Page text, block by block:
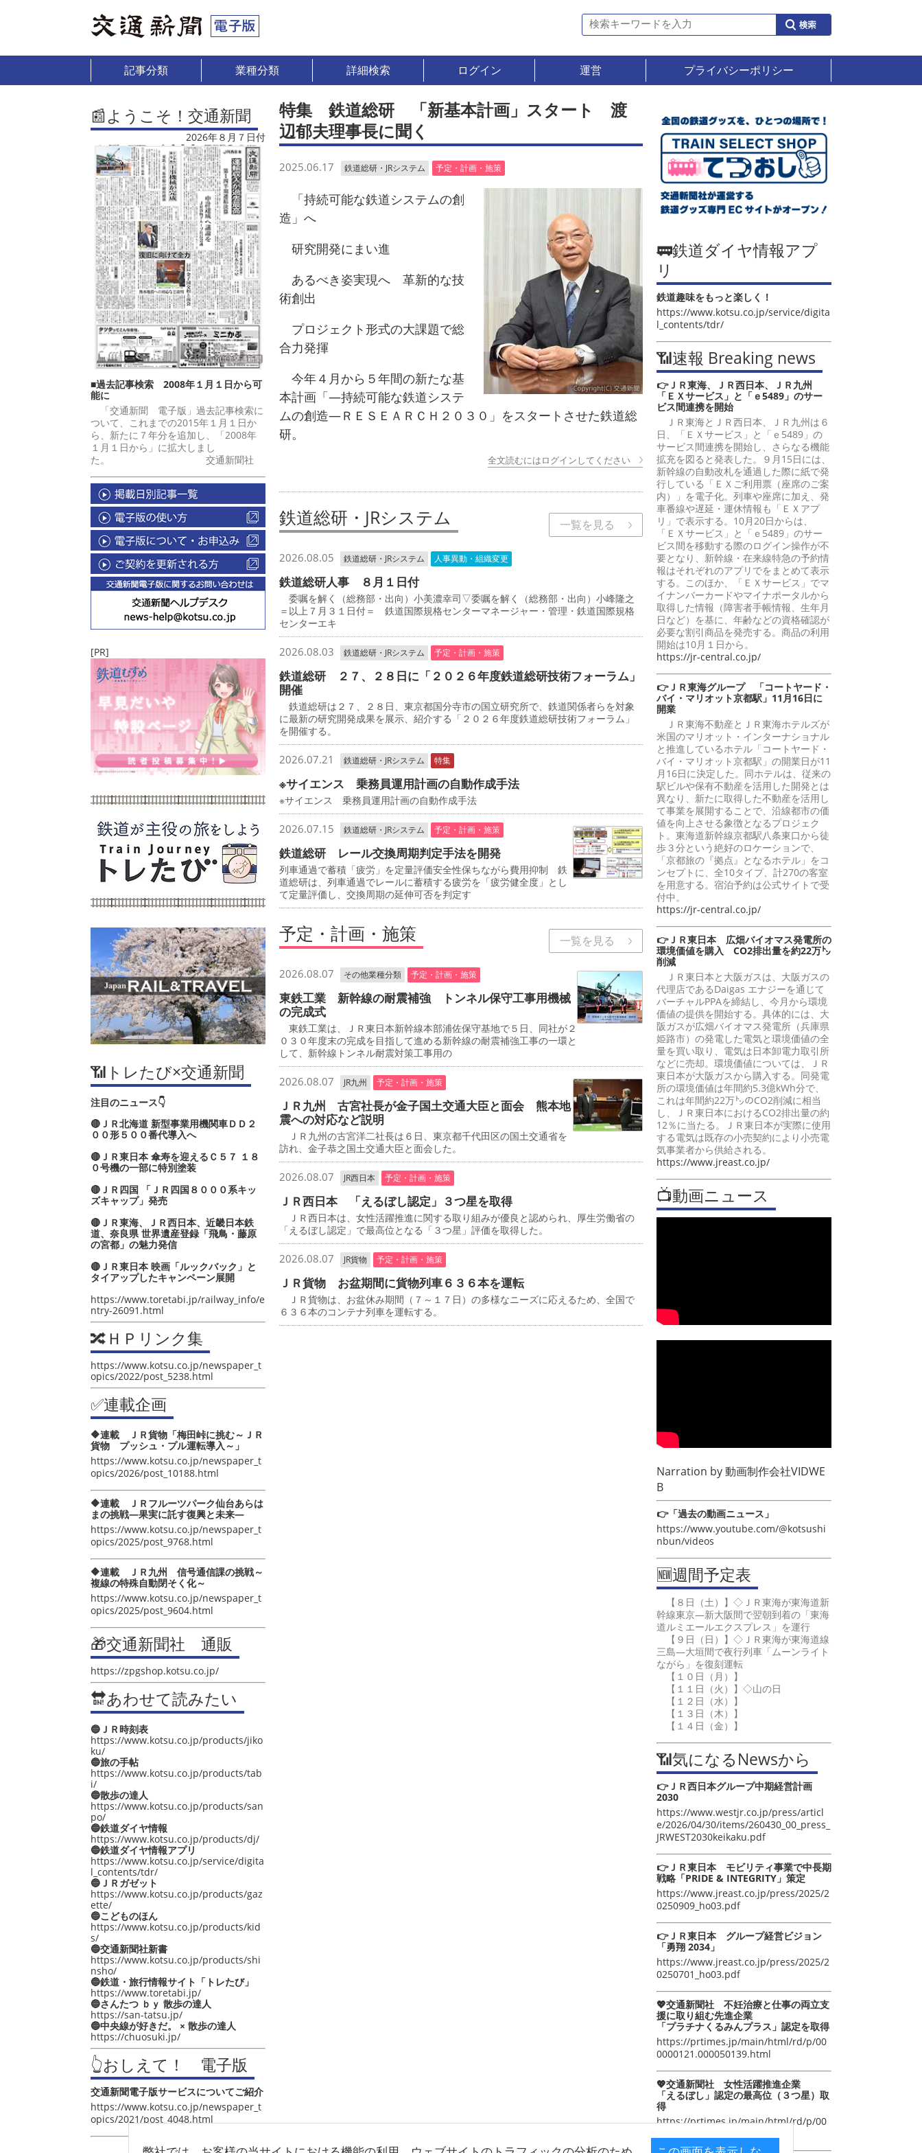
記事分類 業種分類 詳細検索 ログイン 運営 プライバシーポリシー
📰ようこそ！交通新聞
2026年８月７日付
■過去記事検索 2008年１月１日から可
能に
「交通新聞 電子版」過去記事検索に
ついて、これまでの2015年１月１日か
ら、新たに７年分を追加し、「2008年
１月１日から」に拡大しまし
た。 交通新聞社
[PR]
📶トレたび×交通新聞
注目のニュース👇
🔴ＪＲ北海道 新型事業用機関車ＤＤ２
００形５００番代導入へ
🔴ＪＲ東日本 傘寿を迎えるＣ５７ １８
０号機の一部に特別塗装
🔴ＪＲ四国 「ＪＲ四国８０００系キッ
ズキャップ」発売
🔴ＪＲ東海、ＪＲ西日本、近畿日本鉄
道、奈良県 世界遺産登録「飛鳥・藤原
の宮都」の魅力発信
🔴ＪＲ東日本 映画「ルックバック」と
タイアップしたキャンペーン展開
https://www.toretabi.jp/railway_info/e
ntry-26091.html
🔀ＨＰリンク集
https://www.kotsu.co.jp/newspaper_t
opics/2022/post_5238.html
✅連載企画
🔶連載 ＪＲ貨物「梅田峠に挑む～ＪＲ
貨物 プッシュ・プル運転導入～」
https://www.kotsu.co.jp/newspaper_t
opics/2026/post_10188.html
🔶連載 ＪＲフルーツパーク仙台あらは
まの挑戦―果実に託す復興と未来―
https://www.kotsu.co.jp/newspaper_t
opics/2025/post_9768.html
🔶連載 ＪＲ九州 信号通信課の挑戦～
複線の特殊自動閉そく化～
https://www.kotsu.co.jp/newspaper_t
opics/2025/post_9604.html
🎁交通新聞社 通販
https://zpgshop.kotsu.co.jp/
🔛あわせて読みたい
🔵ＪＲ時刻表
https://www.kotsu.co.jp/products/jiko
ku/
🔵旅の手帖
https://www.kotsu.co.jp/products/tab
i/
🔵散歩の達人
https://www.kotsu.co.jp/products/san
po/
🔵鉄道ダイヤ情報
https://www.kotsu.co.jp/products/dj/
🔵鉄道ダイヤ情報アプリ
https://www.kotsu.co.jp/service/digita
l_contents/tdr/
🔵ＪＲガゼット
https://www.kotsu.co.jp/products/gaz
ette/
🔵こどものほん
https://www.kotsu.co.jp/products/kid
s/
🔵交通新聞社新書
https://www.kotsu.co.jp/products/shi
nsho/
🔵鉄道・旅行情報サイト「トレたび」
https://www.toretabi.jp/
🔵さんたつ ｂｙ 散歩の達人
https://san-tatsu.jp/
🔵中央線が好きだ。 × 散歩の達人
https://chuosuki.jp/
👆おしえて！ 電子版
交通新聞電子版サービスについてご紹介
https://www.kotsu.co.jp/newspaper_t
opics/2021/post_4048.html
特集 鉄道総研 「新基本計画」スタート 渡
辺郁夫理事長に聞く
2025.06.17 鉄道総研・JRシステム 予定・計画・施策
「持続可能な鉄道システムの創
造」へ
研究開発にまい進
あるべき姿実現へ 革新的な技
術創出
プロジェクト形式の大課題で総
合力発揮
今年４月から５年間の新たな基
本計画「―持続可能な鉄道システ
ムの創造―ＲＥＳＥＡＲＣＨ２０３０」をスタートさせた鉄道総
研。
全文読むにはログインしてください
鉄道総研・JRシステム 一覧を見る
2026.08.05 鉄道総研・JRシステム 人事異動・組織変更
鉄道総研人事 ８月１日付
委嘱を解く（総務部・出向）小美濃幸司▽委嘱を解く（総務部・出向）小峰隆之
＝以上７月３１日付＝ 鉄道国際規格センターマネージャー・管理・鉄道国際規格
センターエキ
2026.08.03 鉄道総研・JRシステム 予定・計画・施策
鉄道総研 ２７、２８日に「２０２６年度鉄道総研技術フォーラム」
開催
鉄道総研は２７、２８日、東京都国分寺市の国立研究所で、鉄道関係者らを対象
に最新の研究開発成果を展示、紹介する「２０２６年度鉄道総研技術フォーラム」
を開催する。
2026.07.21 鉄道総研・JRシステム 特集
※サイエンス 乗務員運用計画の自動作成手法
※サイエンス 乗務員運用計画の自動作成手法
2026.07.15 鉄道総研・JRシステム 予定・計画・施策
鉄道総研 レール交換周期判定手法を開発
列車通過で蓄積「疲労」を定量評価安全性保ちながら費用抑制 鉄
道総研は、列車通過でレールに蓄積する疲労を「疲労健全度」とし
て定量評価し、交換周期の延伸可否を判定す
予定・計画・施策 一覧を見る
2026.08.07 その他業種分類 予定・計画・施策
東鉄工業 新幹線の耐震補強 トンネル保守工事用機械
の完成式
東鉄工業は、ＪＲ東日本新幹線本部浦佐保守基地で５日、同社が２
０３０年度末の完成を目指して進める新幹線の耐震補強工事の一環と
して、新幹線トンネル耐震対策工事用の
2026.08.07 JR九州 予定・計画・施策
ＪＲ九州 古宮社長が金子国土交通大臣と面会 熊本地
震への対応など説明
ＪＲ九州の古宮洋二社長は６日、東京都千代田区の国土交通省を
訪れ、金子恭之国土交通大臣と面会した。
2026.08.07 JR西日本 予定・計画・施策
ＪＲ西日本 「えるぼし認定」３つ星を取得
ＪＲ西日本は、女性活躍推進に関する取り組みが優良と認められ、厚生労働省の
「えるぼし認定」で最高位となる「３つ星」評価を取得した。
2026.08.07 JR貨物 予定・計画・施策
ＪＲ貨物 お盆期間に貨物列車６３６本を運転
ＪＲ貨物は、お盆休み期間（７～１７日）の多様なニーズに応えるため、全国で
６３６本のコンテナ列車を運転する。
🚃鉄道ダイヤ情報アプ
リ
鉄道趣味をもっと楽しく！
https://www.kotsu.co.jp/service/digita
l_contents/tdr/
📶速報 Breaking news
👉ＪＲ東海、ＪＲ西日本、ＪＲ九州
「ＥＸサービス」と「ｅ5489」のサー
ビス間連携を開始
ＪＲ東海とＪＲ西日本、ＪＲ九州は６
日、「ＥＸサービス」と「ｅ5489」の
サービス間連携を開始し、さらなる機能
拡充を図ると発表した。９月15日には、
新幹線の自動改札を通過した際に紙で発
行している「ＥＸご利用票（座席のご案
内）」を電子化。列車や座席に加え、発
車番線や遅延・運休情報も「ＥＸアプ
リ」で表示する。10月20日からは、
「ＥＸサービス」と「ｅ5489」のサー
ビス間を移動する際のログイン操作が不
要となり、新幹線・在来線特急の予約情
報はそれぞれのアプリでをまとめて表示
する。このほか、「ＥＸサービス」でマ
イナンバーカードやマイナポータルから
取得した情報（障害者手帳情報、生年月
日など）を基に、年齢などの資格確認が
必要な割引商品を発売する。商品の利用
開始は10月１日から。
https://jr-central.co.jp/
👉ＪＲ東海グループ 「コートヤード・
バイ・マリオット京都駅」11月16日に
開業
ＪＲ東海不動産とＪＲ東海ホテルズが
米国のマリオット・インターナショナル
と推進しているホテル「コートヤード・
バイ・マリオット京都駅」の開業日が11
月16日に決定した。同ホテルは、従来の
駅ビルや保有不動産を活用した開発とは
異なり、新たに取得した不動産を活用し
て事業を展開することで、沿線都市の価
値を向上させる象徴となるプロジェク
ト。東海道新幹線京都駅八条東口から徒
歩３分という絶好のロケーションで、
「京都旅の『拠点』となるホテル」をコ
ンセプトに、全10タイプ、計270の客室
を用意する。宿泊予約は公式サイトで受
付中。
https://jr-central.co.jp/
👉ＪＲ東日本 広畑バイオマス発電所の
環境価値を購入 CO2排出量を約22万㌧
削減
ＪＲ東日本と大阪ガスは、大阪ガスの
代理店であるDaigas エナジーを通じて
バーチャルPPAを締結し、今月から環境
価値の提供を開始する。具体的には、大
阪ガスが広畑バイオマス発電所（兵庫県
姫路市）の発電した電気と環境価値の全
量を買い取り、電気は日本卸電力取引所
などに売却。環境価値については、ＪＲ
東日本が大阪ガスから購入する。同発電
所の環境価値は年間約5.3億kWh分で、
これは年間約22万㌧のCO2削減に相当
し、ＪＲ東日本におけるCO2排出量の約
12％に当たる。ＪＲ東日本が実際に使用
する電気は既存の小売契約により小売電
気事業者から供給される。
https://www.jreast.co.jp/
📺動画ニュース
Narration by動画制作会社VIDWE
B
👉「過去の動画ニュース」
https://www.youtube.com/@kotsushi
nbun/videos
🆕週間予定表
【８日（土）】◇ＪＲ東海が東海道新
幹線東京―新大阪間で翌朝到着の「東海
道ルミエールエクスプレス」を運行
【９日（日）】◇ＪＲ東海が東海道線
三島―大垣間で夜行列車「ムーンライト
ながら」を復刻運転
【１０日（月）】
【１１日（火）】◇山の日
【１２日（水）】
【１３日（木）】
【１４日（金）】
📶気になるNewsから
👉ＪＲ西日本グループ中期経営計画
2030
https://www.westjr.co.jp/press/articl
e/2026/04/30/items/260430_00_press_
JRWEST2030keikaku.pdf
👉ＪＲ東日本 モビリティ事業で中長期
戦略「PRIDE & INTEGRITY」策定
https://www.jreast.co.jp/press/2025/2
0250909_ho03.pdf
👉ＪＲ東日本 グループ経営ビジョン
「勇翔 2034」
https://www.jreast.co.jp/press/2025/2
0250701_ho03.pdf
💖交通新聞社 不妊治療と仕事の両立支
援に取り組む先進企業
「プラチナくるみんプラス」認定を取得
https://prtimes.jp/main/html/rd/p/00
0000121.000050139.html
💖交通新聞社 女性活躍推進企業
「えるぼし」認定の最高位（３つ星）取
得
https://prtimes.jp/main/html/rd/p/00